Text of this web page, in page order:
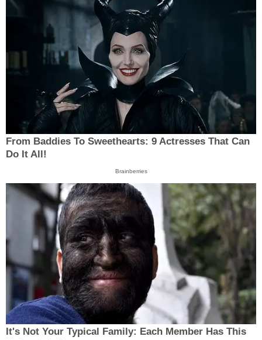
From Baddies To Sweethearts: 9 Actresses That Can
Do It All!
Brainberries
It's Not Your Typical Family: Each Member Has This